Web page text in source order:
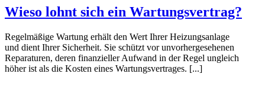
Wieso lohnt sich ein Wartungsvertrag?
Regelmäßige Wartung erhält den Wert Ihrer Heizungsanlage
und dient Ihrer Sicherheit. Sie schützt vor unvorhergesehenen
Reparaturen, deren finanzieller Aufwand in der Regel ungleich
höher ist als die Kosten eines Wartungsvertrages. [...]